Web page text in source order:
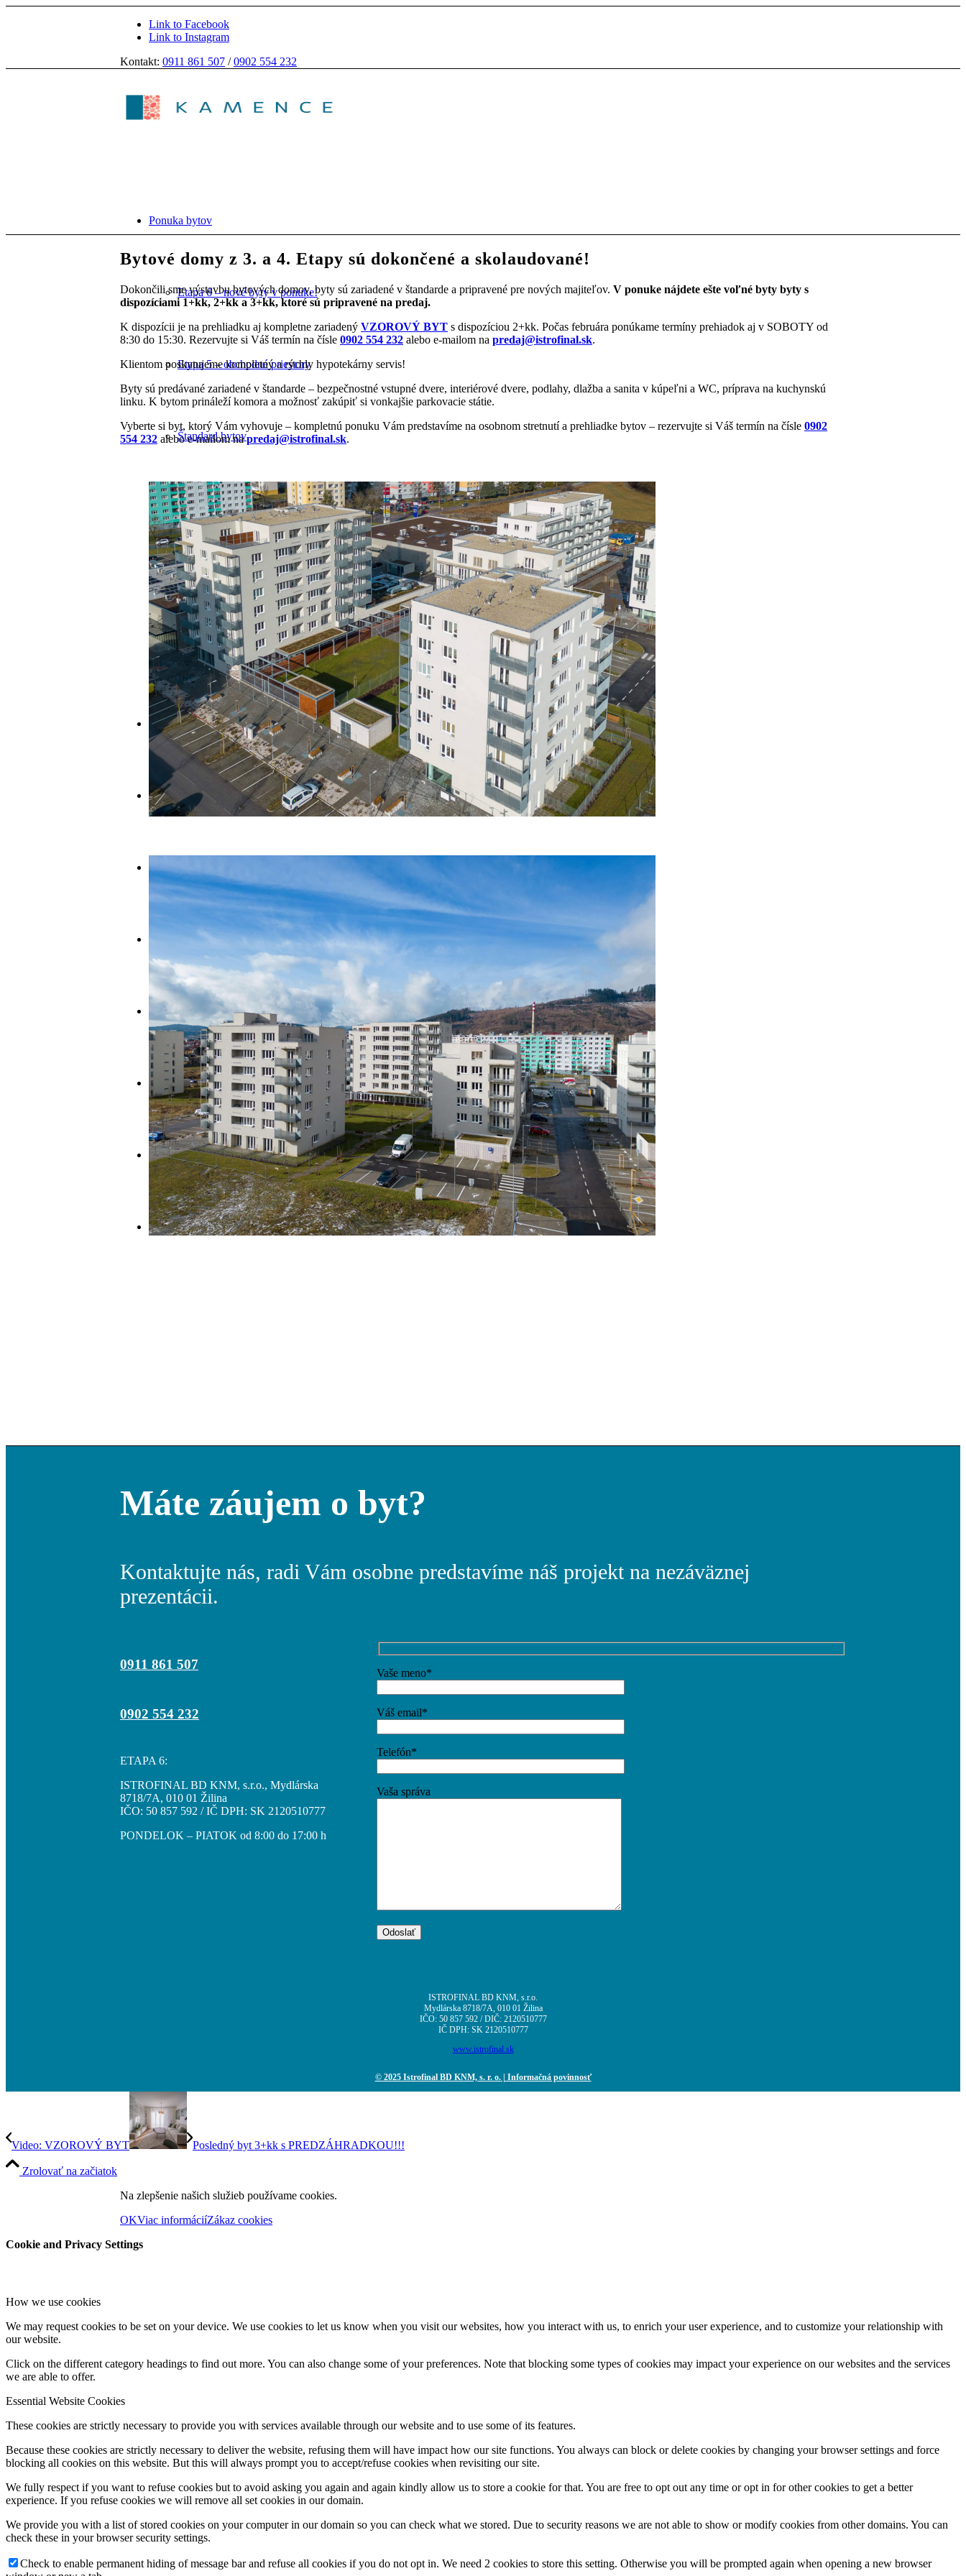
Link to Facebook
Link to Instagram
Kontakt: 0911 861 507 /0902 554 232
Ponuka bytov
Etapa 6 – nové byty v ponuke!
Etapa 5 – obchodné priestory
Štandard bytov
Technická špecifikácia
Vzorový byt
Parkovanie
Obchodné priestory
Cenník
Hypo kalkulačka
Galéria
O projekte
Aktuality
Kontakt
Menu Menu
Bytové domy z 3. a 4. Etapy sú dokončené a skolaudované!
Dokončili sme výstavbu bytových domov, byty sú zariadené v štandarde a pripravené pre nových majiteľov. V ponuke nájdete ešte voľné byty byty s
dispozíciami 1+kk, 2+kk a 3+kk, ktoré sú pripravené na predaj.
K dispozícii je na prehliadku aj kompletne zariadený VZOROVÝ BYT s dispozíciou 2+kk. Počas februára ponúkame termíny prehiadok aj v SOBOTY od
8:30 do 15:30. Rezervujte si Váš termín na čísle 0902 554 232 alebo e-mailom na predaj@istrofinal.sk.
Klientom poskytujeme kompletný a rýchly hypotekárny servis!
Byty sú predávané zariadené v štandarde – bezpečnostné vstupné dvere, interiérové dvere, podlahy, dlažba a sanita v kúpeľni a WC, príprava na kuchynskú
linku. K bytom prináleží komora a možnosť zakúpiť si vonkajšie parkovacie státie.
Vyberte si byt, ktorý Vám vyhovuje – kompletnú ponuku Vám predstavíme na osobnom stretnutí a prehliadke bytov – rezervujte si Váš termín na čísle 0902
554 232 alebo e-mailom napredaj@istrofinal.sk.
Máte záujem o byt?
Kontaktujte nás, radi Vám osobne predstavíme náš projekt na nezáväznej
prezentácii.
0911 861 507
0902 554 232
ETAPA 6:
ISTROFINAL BD KNM, s.r.o., Mydlárska
8718/7A, 010 01 Žilina
IČO: 50 857 592 / IČ DPH: SK 2120510777
PONDELOK – PIATOK od 8:00 do 17:00 h
Vaše meno*
Váš email*
Telefón*
Vaša správa
ISTROFINAL BD KNM, s.r.o.
Mydlárska 8718/7A, 010 01 Žilina
IČO: 50 857 592 / DIČ: 2120510777
IČ DPH: SK 2120510777
www.istrofinal.sk
© 2025 Istrofinal BD KNM, s. r. o.| Informačná povinnosť
Video: VZOROVÝ BYT Posledný byt 3+kk s PREDZÁHRADKOU!!!
Zrolovať na začiatok
Na zlepšenie našich služieb používame cookies.
OKViac informáciíZákaz cookies
Cookie and Privacy Settings
How we use cookies
We may request cookies to be set on your device. We use cookies to let us know when you visit our websites, how you interact with us, to enrich your user experience, and to customize your relationship with
our website.
Click on the different category headings to find out more. You can also change some of your preferences. Note that blocking some types of cookies may impact your experience on our websites and the services
we are able to offer.
Essential Website Cookies
These cookies are strictly necessary to provide you with services available through our website and to use some of its features.
Because these cookies are strictly necessary to deliver the website, refusing them will have impact how our site functions. You always can block or delete cookies by changing your browser settings and force
blocking all cookies on this website. But this will always prompt you to accept/refuse cookies when revisiting our site.
We fully respect if you want to refuse cookies but to avoid asking you again and again kindly allow us to store a cookie for that. You are free to opt out any time or opt in for other cookies to get a better
experience. If you refuse cookies we will remove all set cookies in our domain.
We provide you with a list of stored cookies on your computer in our domain so you can check what we stored. Due to security reasons we are not able to show or modify cookies from other domains. You can
check these in your browser security settings.
Check to enable permanent hiding of message bar and refuse all cookies if you do not opt in. We need 2 cookies to store this setting. Otherwise you will be prompted again when opening a new browser